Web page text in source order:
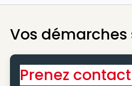
Vos
Prenez